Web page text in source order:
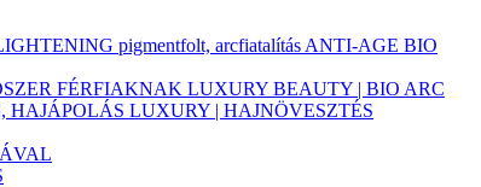
pigmentfolt, arcfiatalítás ANTI-AGE BIO
FÉRFIAKNAK LUXURY BEAUTY | BIO ARC
HAJÁPOLÁS LUXURY | HAJNÖVESZTÉS